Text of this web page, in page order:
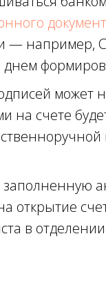
— например,
днем
может
на счете
открытие
в